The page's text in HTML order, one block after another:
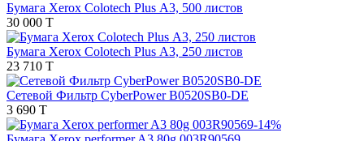
Бумага Xerox Colotech Plus А3, 500 листов
30 000 T
Бумага Xerox Colotech Plus А3, 250 листов
23 710 T
Сетевой Фильтр CyberPower B0520SB0-DE
3 690 T
-14%